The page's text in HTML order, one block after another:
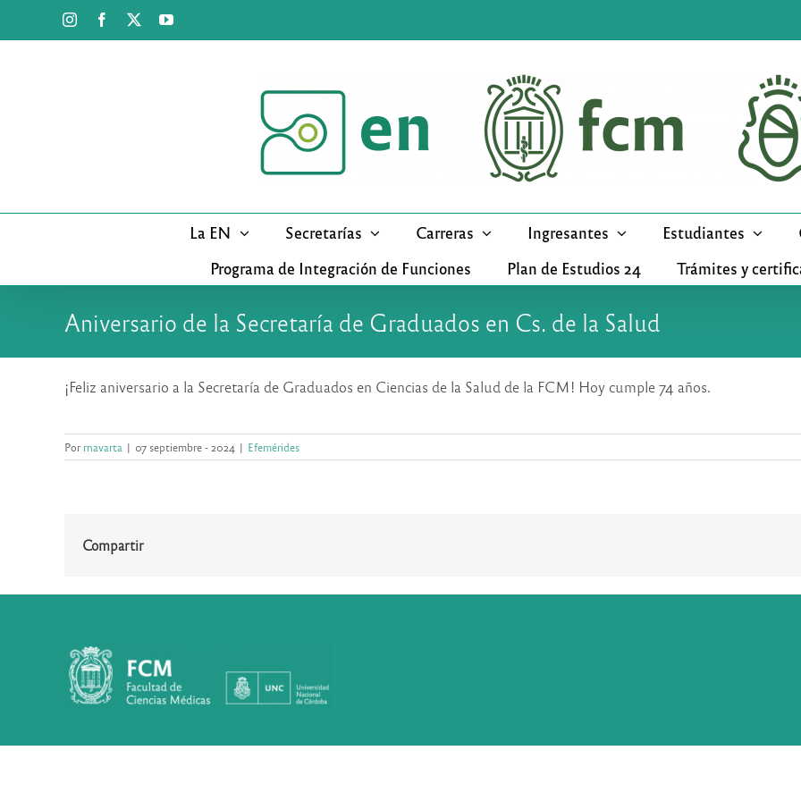
InstagramFacebook YouTube
La EN Secretarías Carreras Ingresantes Estudiantes
Programa de Integración de Funciones
Plan de Estudios 24 Trámites y
Aniversario de la Secretaría de Graduados en Cs. de la Salud
¡Feliz aniversario a la Secretaría de Graduados en Ciencias de la Salud de la FCM! Hoy cumple 74 años.
Porrnavarta | 07 septiembre - 2024 | Efemérides
Compartir